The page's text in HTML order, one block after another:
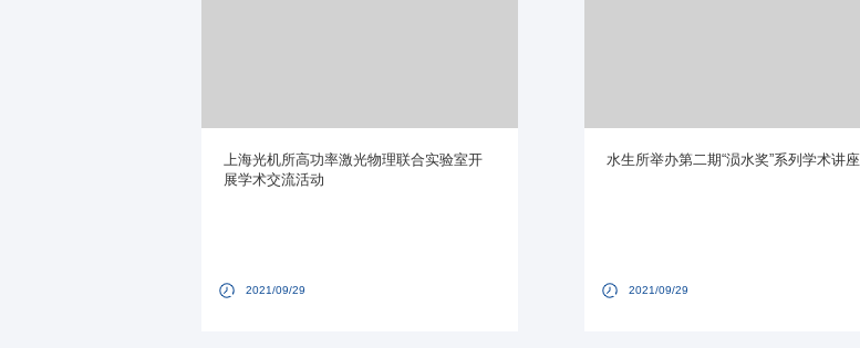
上海光机所高功率激光物理联合实验室开
展学术交流活动
2021/09/29
水生所举办第二期“涢水奖”系列学术讲座
2021/09/29